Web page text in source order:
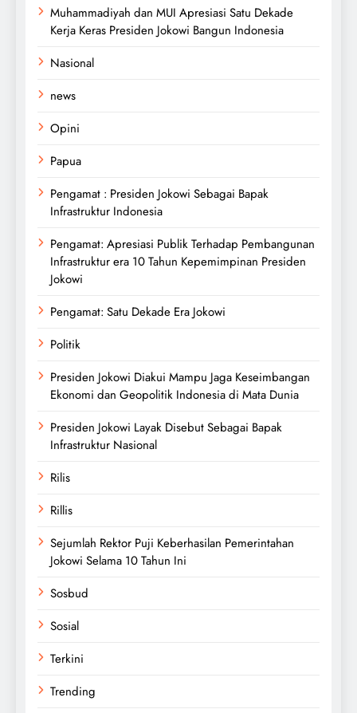
Muhammadiyah dan MUI Apresiasi Satu Dekade
Kerja Keras Presiden Jokowi Bangun Indonesia
Nasional
news
Opini
Papua
Pengamat : Presiden Jokowi Sebagai Bapak
Infrastruktur Indonesia
Pengamat: Apresiasi Publik Terhadap Pembangunan
Infrastruktur era 10 Tahun Kepemimpinan Presiden
Jokowi
Pengamat: Satu Dekade Era Jokowi
Politik
Presiden Jokowi Diakui Mampu Jaga Keseimbangan
Ekonomi dan Geopolitik Indonesia di Mata Dunia
Presiden Jokowi Layak Disebut Sebagai Bapak
Infrastruktur Nasional
Rilis
Rillis
Sejumlah Rektor Puji Keberhasilan Pemerintahan
Jokowi Selama 10 Tahun Ini
Sosbud
Sosial
Terkini
Trending